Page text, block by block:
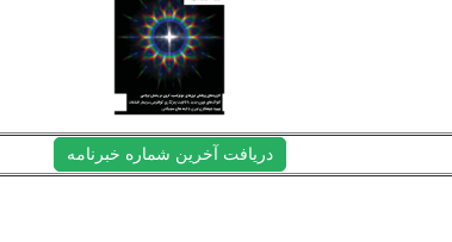
دریافت آخرین شماره خبرنامه